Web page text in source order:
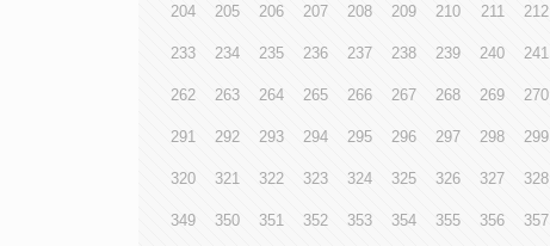
204 205 206 207 208 209 210 211 212
233 234 235 236 237 238 239 240 241
262 263 264 265 266 267 268 269 270
291 292 293 294 295 296 297 298 299
320 321 322 323 324 325 326 327 328
349 350 351 352 353 354 355 356 357